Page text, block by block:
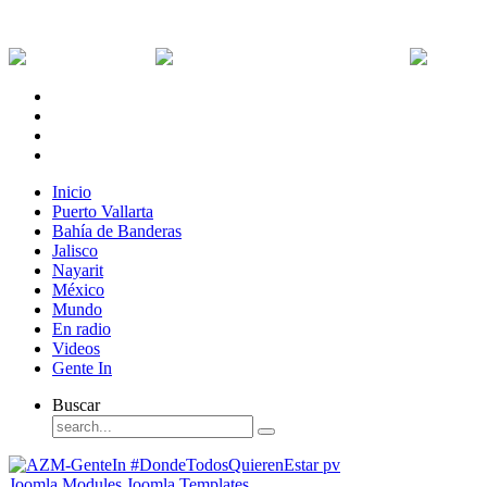
Inicio
Puerto Vallarta
Bahía de Banderas
Jalisco
Nayarit
México
Mundo
En radio
Videos
Gente In
Buscar